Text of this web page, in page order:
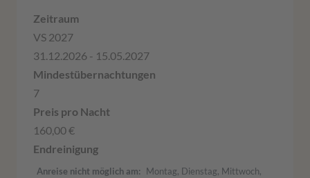
VS 2027
31.12.2026 - 15.05.2027
7
160,00 €
Anreise nicht möglich am
Montag, Dienstag, Mittwoch,